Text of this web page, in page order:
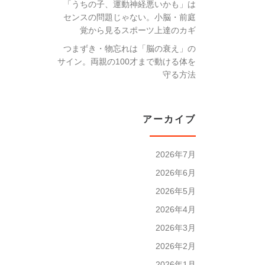
「うちの子、運動神経悪いかも」は
センスの問題じゃない。小脳・前庭
覚から見るスポーツ上達のカギ
つまずき・物忘れは「脳の衰え」の
サイン。両親の100才まで動ける体を
守る方法
アーカイブ
2026年7月
2026年6月
2026年5月
2026年4月
2026年3月
2026年2月